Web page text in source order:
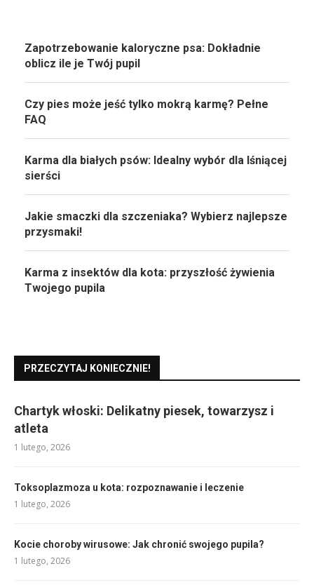
Zapotrzebowanie kaloryczne psa: Dokładnie
oblicz ile je Twój pupil
Czy pies może jeść tylko mokrą karmę? Pełne
FAQ
Karma dla białych psów: Idealny wybór dla lśniącej
sierści
Jakie smaczki dla szczeniaka? Wybierz najlepsze
przysmaki!
Karma z insektów dla kota: przyszłość żywienia
Twojego pupila
PRZECZYTAJ KONIECZNIE!
Chartyk włoski: Delikatny piesek, towarzysz i
atleta
1 lutego, 2026
Toksoplazmoza u kota: rozpoznawanie i leczenie
1 lutego, 2026
Kocie choroby wirusowe: Jak chronić swojego pupila?
1 lutego, 2026